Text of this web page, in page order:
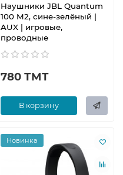
Наушники JBL Quantum
100 M2, сине-зелёный |
AUX | игровые,
проводные
780 ТМТ
В корзину
Новинка